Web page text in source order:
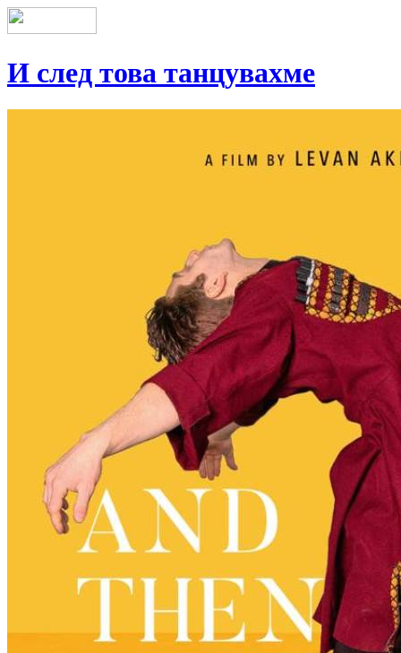
И след това танцувахме